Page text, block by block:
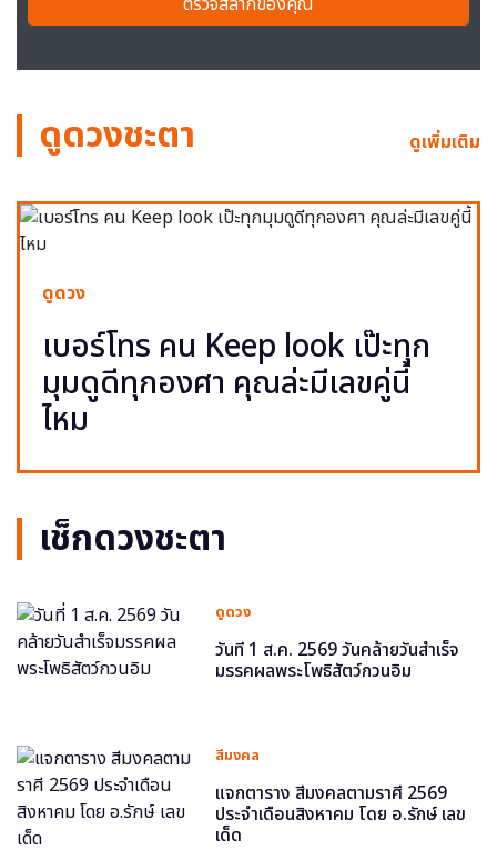
ดูดวงชะตา ดูเพิ่มเติม
ดูดวง
เบอร์โทร คน Keep look เป๊ะทุก
มุมดูดีทุกองศา คุณล่ะมีเลขคู่นี้
ไหม
เช็กดวงชะตา
ดูดวง
วันที่ 1 ส.ค. 2569 วันคล้ายวันสำเร็จ
มรรคผลพระโพธิสัตว์กวนอิม
สีมงคล
แจกตาราง สีมงคลตามราศี 2569
ประจำเดือนสิงหาคม โดย อ.รักษ์ เลข
เด็ด